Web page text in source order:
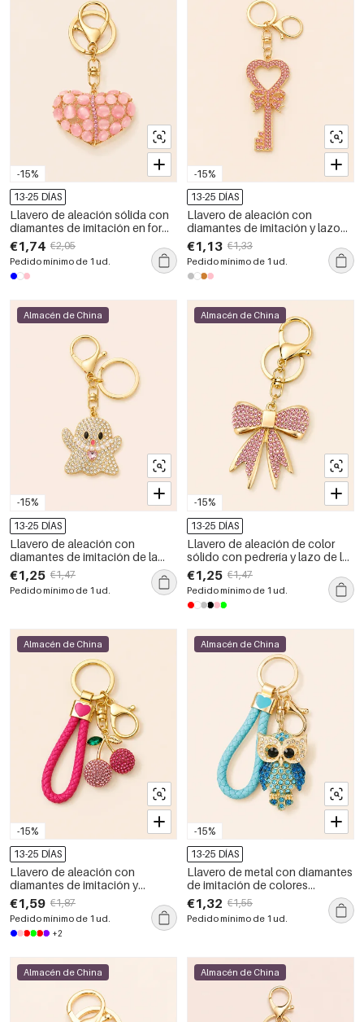
-15%
13-25 DÍAS
Llavero de aleación sólida con
diamantes de imitación en forma
de corazón de la serie
romántica.
€1,74 €2,05
Pedido mínimo de 1 ud.
-15%
13-25 DÍAS
Llavero de aleación con
diamantes de imitación y lazo
en forma de corazón de la serie
de lujo.
€1,13 €1,33
Pedido mínimo de 1 ud.
-15%
Almacén de China
13-25 DÍAS
Llavero de aleación con
diamantes de imitación de la
serie Luxury Series Casual
Cartoon
€1,25 €1,47
Pedido mínimo de 1 ud.
-15%
Almacén de China
13-25 DÍAS
Llavero de aleación de color
sólido con pedrería y lazo de la
serie de lujo
€1,25 €1,47
Pedido mínimo de 1 ud.
-15%
Almacén de China
13-25 DÍAS
Llavero de aleación con
diamantes de imitación y
cerezas de colores variados de
la serie de lujo
€1,59 €1,87
Pedido mínimo de 1 ud.
+2
-15%
Almacén de China
13-25 DÍAS
Llavero de metal con diamantes
de imitación de colores
variados de la serie retro con
diseño de animales de lujo.
€1,32 €1,55
Pedido mínimo de 1 ud.
Almacén de China Almacén de China